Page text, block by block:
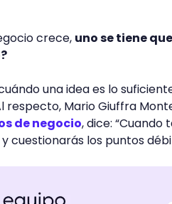
crece, uno se tiene
una idea es lo
respecto, Mario Giuffra
de negocio, dice: “Cuando
cuestionarás los puntos